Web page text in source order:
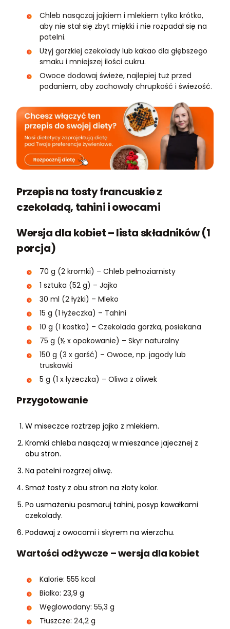
Chleb nasączaj jajkiem i mlekiem tylko krótko,
aby nie stał się zbyt miękki i nie rozpadał się na
patelni.
Użyj gorzkiej czekolady lub kakao dla głębszego
smaku i mniejszej ilości cukru.
Owoce dodawaj świeże, najlepiej tuż przed
podaniem, aby zachowały chrupkość i świeżość.
Przepis na tosty francuskie z
czekoladą, tahini i owocami
Wersja dla kobiet – lista składników (1
porcja)
70 g (2 kromki) – Chleb pełnoziarnisty
1 sztuka (52 g) – Jajko
30 ml (2 łyżki) – Mleko
15 g (1 łyżeczka) – Tahini
10 g (1 kostka) – Czekolada gorzka, posiekana
75 g (½ x opakowanie) – Skyr naturalny
150 g (3 x garść) – Owoce, np. jagody lub
truskawki
5 g (1 x łyżeczka) – Oliwa z oliwek
Przygotowanie
W miseczce roztrzep jajko z mlekiem.
Kromki chleba nasączaj w mieszance jajecznej z
obu stron.
Na patelni rozgrzej oliwę.
Smaż tosty z obu stron na złoty kolor.
Po usmażeniu posmaruj tahini, posyp kawałkami
czekolady.
Podawaj z owocami i skyrem na wierzchu.
Wartości odżywcze – wersja dla kobiet
Kalorie: 555 kcal
Białko: 23,9 g
Węglowodany: 55,3 g
Tłuszcze: 24,2 g